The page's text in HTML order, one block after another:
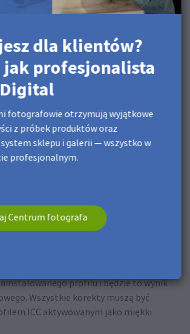
czarnego punktu
przyciskOK. Aktywnym profilem
Photoshop jest teraz profil, który
profilu i będzie to wynik
Wszystkie korekty muszą być
ICC aktywowanym jako miękki
dla klientów?
jak profesjonalista
fotografowie otrzymują wyjątkowe
z próbek produktów oraz
sklepu i galerii — wszystko w
profesjonalnym.
Centrum fotografa